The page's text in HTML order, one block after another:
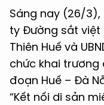
Sáng nay (26/3),
ty Đường sắt việt
Thiên Huế và
chức khai trương
đoạn Huế – Đà
“Kết nối di sản